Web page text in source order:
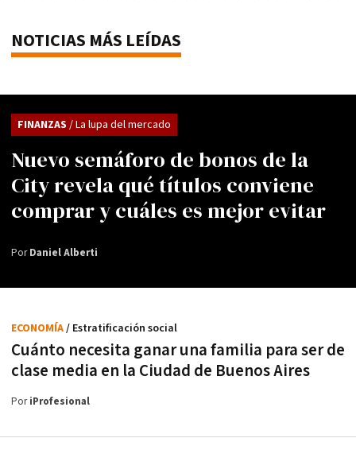
NOTICIAS MÁS LEÍDAS
Nuevo semáforo de bonos de la
City revela qué títulos conviene
comprar y cuáles es mejor evitar
FINANZAS / La lupa del mercado
PorDaniel Alberti
Cuánto necesita ganar una familia para ser de
clase media en la Ciudad de Buenos Aires
ECONOMÍA/ Estratificación social
PoriProfesional